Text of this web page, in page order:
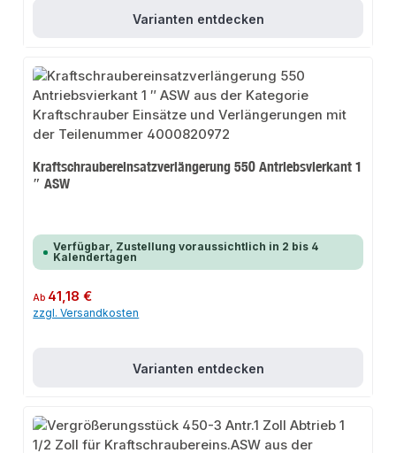
Varianten entdecken
Kraftschraubereinsatzverlängerung 550 Antriebsvierkant 1
″ ASW
Verfügbar, Zustellung voraussichtlich in 2 bis 4
Kalendertagen
Regulärer Preis:
Ab 41,18 €
zzgl. Versandkosten
Varianten entdecken